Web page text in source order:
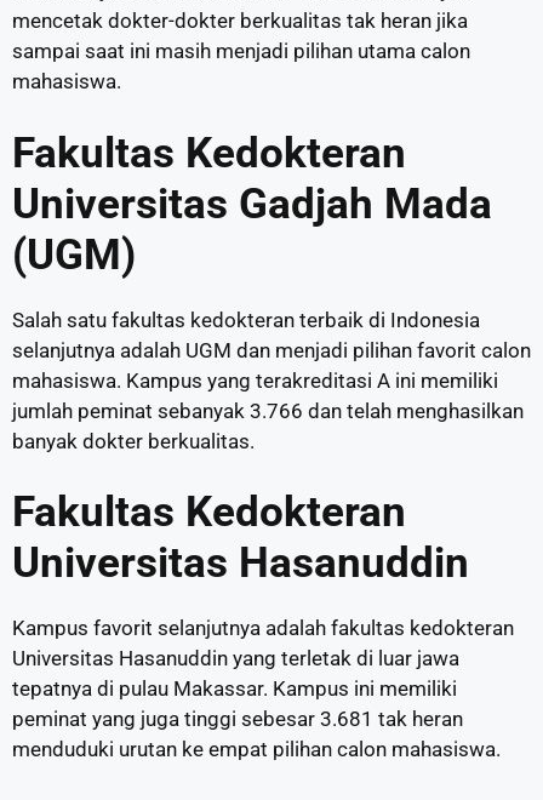
mencetak dokter-dokter berkualitas tak heran jika
sampai saat ini masih menjadi pilihan utama calon
mahasiswa.
Fakultas Kedokteran
Universitas Gadjah Mada
(UGM)
Salah satu fakultas kedokteran terbaik di Indonesia
selanjutnya adalah UGM dan menjadi pilihan favorit calon
mahasiswa. Kampus yang terakreditasi A ini memiliki
jumlah peminat sebanyak 3.766 dan telah menghasilkan
banyak dokter berkualitas.
Fakultas Kedokteran
Universitas Hasanuddin
Kampus favorit selanjutnya adalah fakultas kedokteran
Universitas Hasanuddin yang terletak di luar jawa
tepatnya di pulau Makassar. Kampus ini memiliki
peminat yang juga tinggi sebesar 3.681 tak heran
menduduki urutan ke empat pilihan calon mahasiswa.